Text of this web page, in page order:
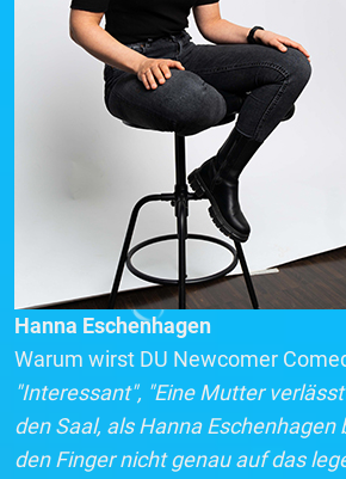
Hanna Eschenhagen
Warum wirst DU Newcomer
"Interessant", "Eine Mutter
den Saal, als Hanna Eschenhagen
den Finger nicht genau auf das